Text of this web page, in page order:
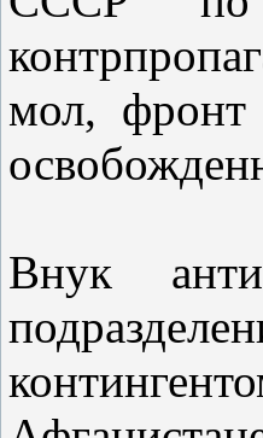
мол, фронт
Внук